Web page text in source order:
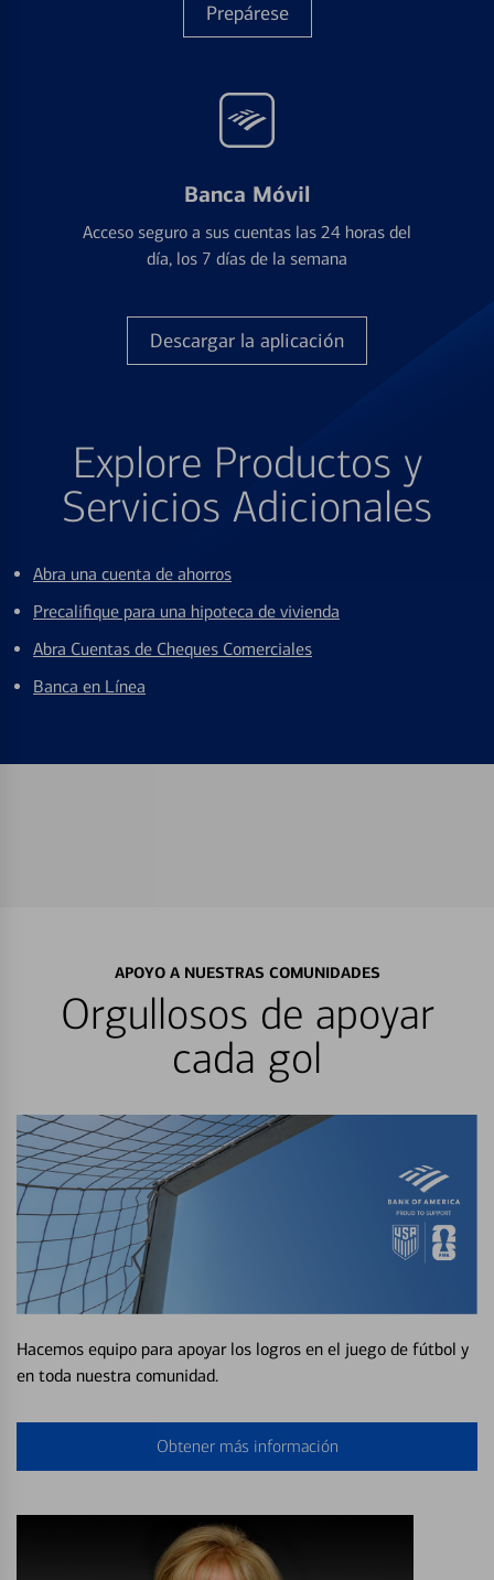
Prepárese
Banca Móvil
Acceso seguro a sus cuentas las 24 horas del
día, los 7 días de la semana
Descargar la aplicación
Explore Productos y
Servicios Adicionales
Abra una cuenta de ahorros
Precalifique para una hipoteca de vivienda
Abra Cuentas de Cheques Comerciales
Banca en Línea
APOYO A NUESTRAS COMUNIDADES
Orgullosos de apoyar
cada gol
Hacemos equipo para apoyar los logros en el juego de fútbol y
en toda nuestra comunidad.
Obtener más información